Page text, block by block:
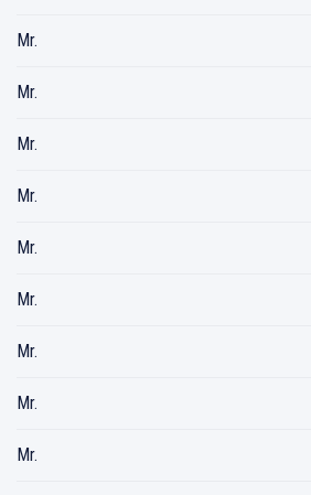
Mr.
Mr.
Mr.
Mr.
Mr.
Mr.
Mr.
Mr.
Mr.